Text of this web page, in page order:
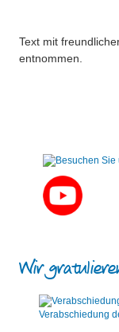
Text mit
entnommen.
Wir
Verabschiedung